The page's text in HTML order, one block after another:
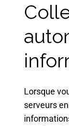
Lorsque
serveurs